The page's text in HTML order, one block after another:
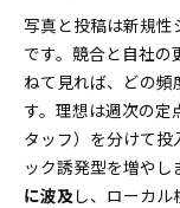
写真と投稿は新規性
です。競合と自社の
ねて見れば、どの頻
す。理想は週次の定
タッフ）を分けて投
ック誘発型を増やし
に波及し、ローカル